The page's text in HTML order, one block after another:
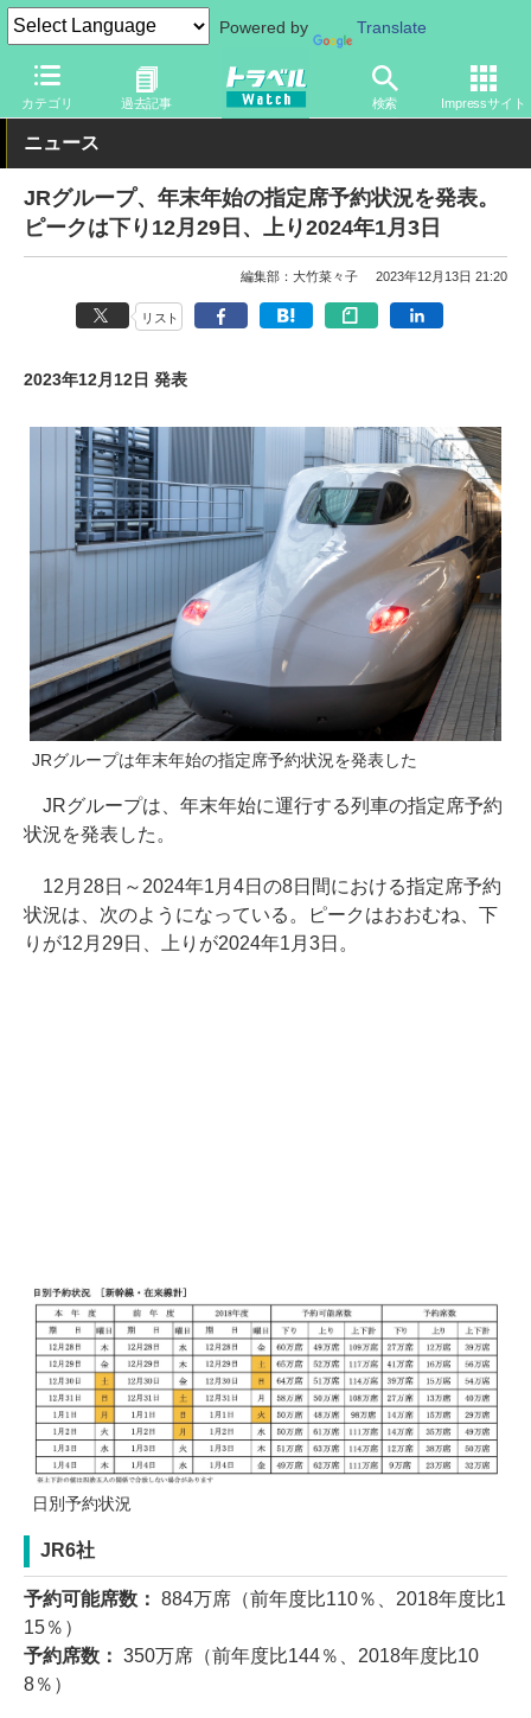
Powered by Translate
カテゴリ 過去記事 検索 Impressサイト
トラベル Watch 企業・政府・官庁 鉄道 JR
ニュース
JRグループ、年末年始の指定席予約状況を発表。
ピークは下り12月29日、上り2024年1月3日
編集部：大竹菜々子 2023年12月13日 21:20
リスト
2023年12月12日 発表
JRグループは年末年始の指定席予約状況を発表した
JRグループは、年末年始に運行する列車の指定席予約
状況を発表した。
12月28日～2024年1月4日の8日間における指定席予約
状況は、次のようになっている。ピークはおおむね、下
りが12月29日、上りが2024年1月3日。
日別予約状況
JR6社
予約可能席数： 884万席（前年度比110％、2018年度比1
15％）
予約席数： 350万席（前年度比144％、2018年度比10
8％）